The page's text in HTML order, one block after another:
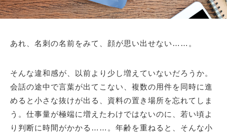
あれ、名刺の名前をみて、顔が思い出せない……。
そんな違和感が、以前より少し増えていないだろうか。
会話の途中で言葉が出てこない、複数の用件を同時に進
めると小さな抜けが出る、資料の置き場所を忘れてしま
う。仕事量が極端に増えたわけではないのに、若い頃よ
り判断に時間がかかる……。年齢を重ねると、そんな小